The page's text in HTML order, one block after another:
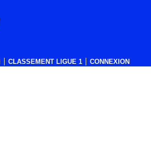
CLASSEMENT LIGUE 1 CONNEXION